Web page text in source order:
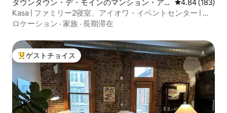
ダウンタウン・デ・モインのマンション・ア
パート
レビュー183
4.84 (183)
Kasa | ファミリー2寝室、アイオワ・イベントセンター | デ
モイン
ロケーション · 家族 · 長期滞在
大好評のゲストチョイスです。
ゲストチョイス